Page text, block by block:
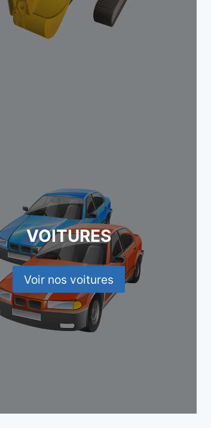
VOITURES
Voir nos voitures